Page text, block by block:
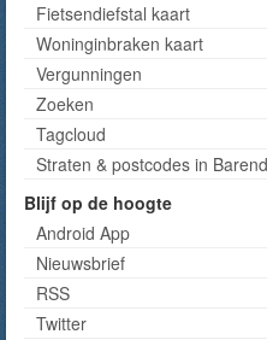
Fietsendiefstal kaart
Woninginbraken kaart
Vergunningen
Zoeken
Tagcloud
Straten & postcodes in
Blijf op de hoogte
Android App
Nieuwsbrief
RSS
Twitter